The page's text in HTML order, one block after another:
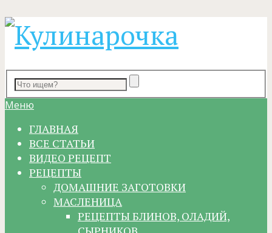
Меню
ГЛАВНАЯ
ВСЕ СТАТЬИ
ВИДЕО РЕЦЕПТ
РЕЦЕПТЫ
ДОМАШНИЕ ЗАГОТОВКИ
МАСЛЕНИЦА
РЕЦЕПТЫ БЛИНОВ, ОЛАДИЙ,